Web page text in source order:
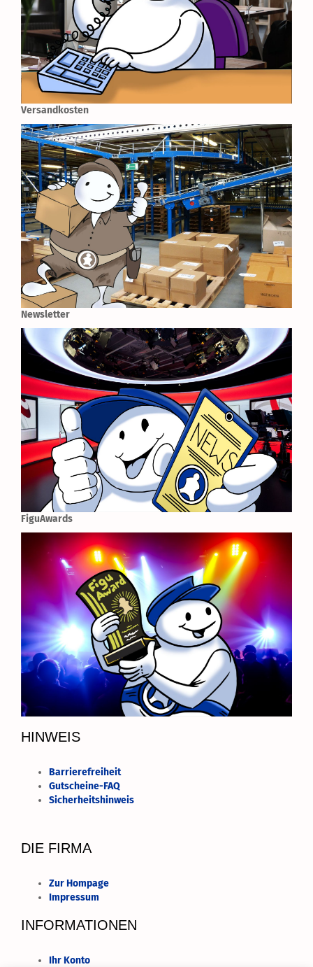
Versandkosten
Newsletter
FiguAwards
HINWEIS
Barrierefreiheit
Gutscheine-FAQ
Sicherheitshinweis
DIE FIRMA
Zur Hompage
Impressum
INFORMATIONEN
Ihr Konto